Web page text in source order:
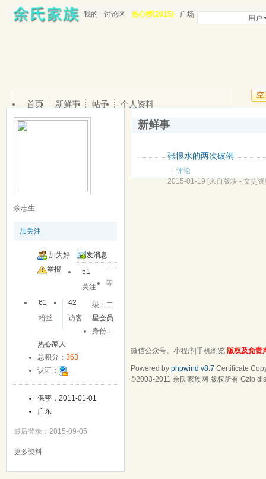
我的 讨论区 热心榜(2015) 广场 用户
空
首页 新鲜事 帖子 个人资料
余志生
加关注
加为好
友
发消息
举报
51
关注
61
粉丝
42
访客
等
级：二
星会员
身份：
热心家人
总积分： 363
认证：
保密，2011-01-01
广东
最后登录：2015-09-05
更多资料
新鲜事
张恨水的两次破例
| 评论
2015-01-19[来自版块 -文史
微信公众号、小程序 手机浏览 版权及免责
Powered by phpwind v8.7 Certificate
©2003-2011 余氏家族网 版权所有 Gzip